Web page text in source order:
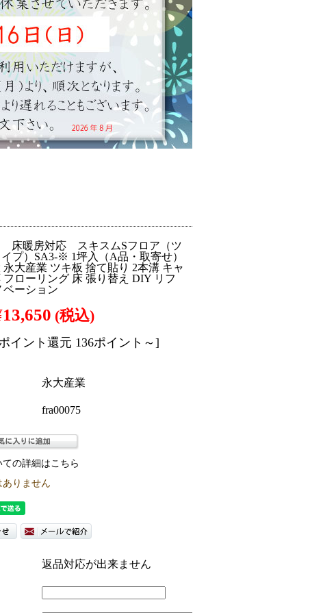
床暖房対応 スキスムSフロア（ツ
プ）SA3-※ 1坪入（A品・取寄せ）
大産業 ツキ板 捨て貼り 2本溝 キャ
フローリング 床 張り替え DIY リフ
ベーション
(税込)
イント還元 136ポイント～]
永大産業
fra00075
の詳細はこちら
ありません
返品対応が出来ません